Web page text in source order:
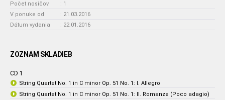
Počet nosičov
: 1
V ponuke od
: 21.03.2016
Dátum vydania
: 22.01.2016
ZOZNAM SKLADIEB
CD 1
String Quartet No. 1 in C minor Op. 51 No. 1: I. Allegro
String Quartet No. 1 in C minor Op. 51 No. 1: II. Romanze (Poco adagio)